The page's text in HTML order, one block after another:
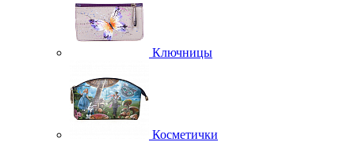
Ключницы
Косметички